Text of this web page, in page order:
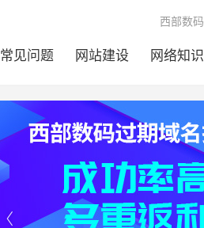
常见问题 网站建设 网络知识
西部数码
